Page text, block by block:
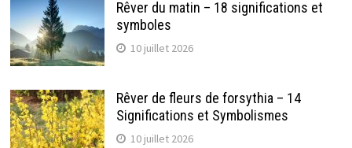
Rêver du matin – 18 significations et
symboles
10 juillet 2026
Rêver de fleurs de forsythia – 14
Significations et Symbolismes
10 juillet 2026